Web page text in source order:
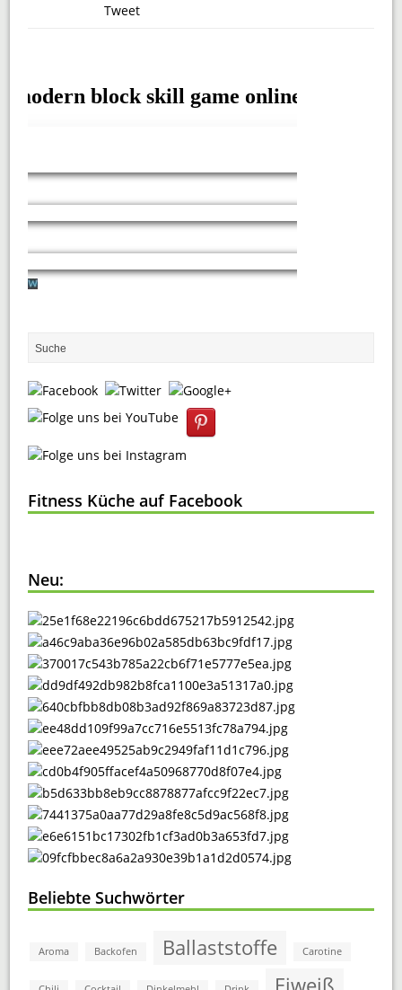
Tweet
Fitness Küche auf Facebook
Neu:
Beliebte Suchwörter
Aroma Backofen Ballaststoffe Carotine
Eiweiß